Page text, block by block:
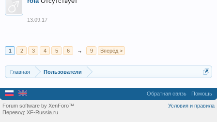
13.09.17
1 2 3 4 5 6 → 9 Вперёд >
Главная Пользователи
Обратная связь Помощь
Условия и правила
Forum software by XenForo™
Перевод: XF-Russia.ru